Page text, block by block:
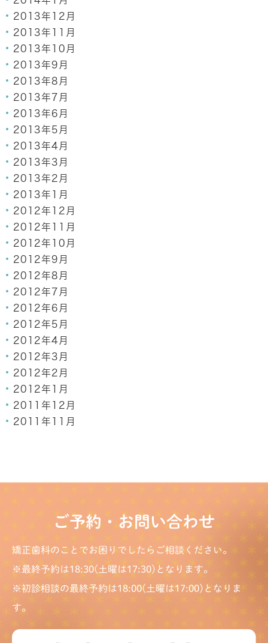
2013年12月
2013年11月
2013年10月
2013年9月
2013年8月
2013年7月
2013年6月
2013年5月
2013年4月
2013年3月
2013年2月
2013年1月
2012年12月
2012年11月
2012年10月
2012年9月
2012年8月
2012年7月
2012年6月
2012年5月
2012年4月
2012年3月
2012年2月
2012年1月
2011年12月
2011年11月
ご予約・お問い合わせ
矯正歯科のことでお困りでしたらご相談ください。
※最終予約は18:30(土曜は17:30)となります。
※初診相談の最終予約は18:00(土曜は17:00)となりま
す。